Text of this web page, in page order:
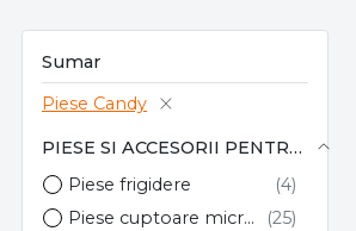
Sumar
Piese Candy
PIESE SI ACCESORII PENTRU ELECTROCASNICE
Piese frigidere
Piese cuptoare microunde